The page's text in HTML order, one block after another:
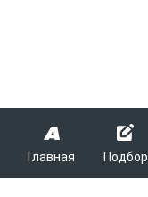
Главная Подбор